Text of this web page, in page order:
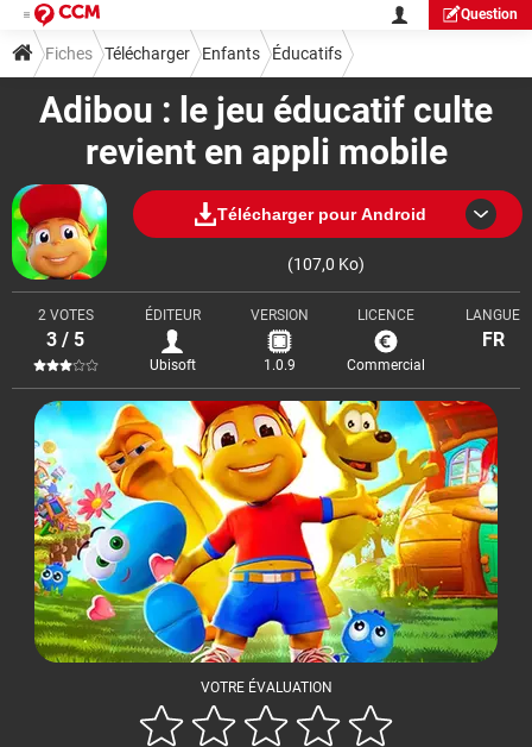
Question
Adibou : le jeu éducatif culte
revient en appli mobile
Télécharger pour Android
(107,0 Ko)
VOTRE ÉVALUATION
2 VOTES
3 / 5
ÉDITEUR
Ubisoft
VERSION
1.0.9
LICENCE
Commercial
LANGUE
FR
Fiches Télécharger Enfants Éducatifs